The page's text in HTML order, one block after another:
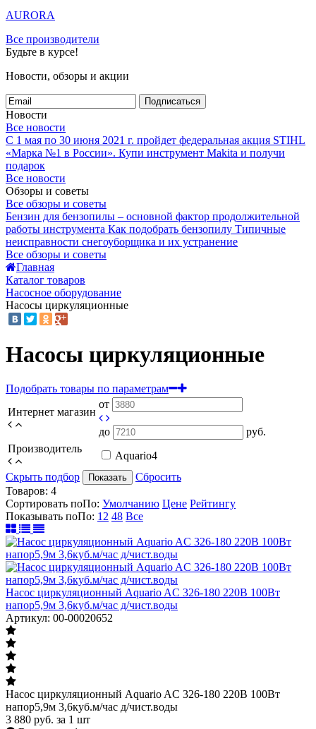
AURORA
Все производители
Будьте в курсе!
Новости, обзоры и акции
Подписаться
Новости
Все новости
С 1 мая по 30 июня 2021 г. пройдет федеральная акция STIHL
«Марка №1 в России». Купи инструмент Makita и получи
подарок
Все новости
Обзоры и советы
Все обзоры и советы
Бензин для бензопилы – основной фактор продолжительной
работы инструмента Как подобрать бензопилу Типичные
неисправности снегоуборщика и их устранение
Все обзоры и советы
Главная
Каталог товаров
Насосное оборудование
Насосы циркуляционные
Насосы циркуляционные
Подобрать товары по параметрам
Интернет магазин
от
до
руб.
Производитель
Aquario4
Скрыть подбор
Показать
Сбросить
Товаров: 4
Сортировать поПо: Умолчанию Цене Рейтингу
Показывать поПо: 12 48 Все
Насос циркуляционный Aquario AC 326-180 220В 100Вт
напор5,9м 3,6куб.м/час д/чист.воды
Артикул: 00-00020652
Насос циркуляционный Aquario AC 326-180 220В 100Вт
напор5,9м 3,6куб.м/час д/чист.воды
3 880 руб. за 1 шт